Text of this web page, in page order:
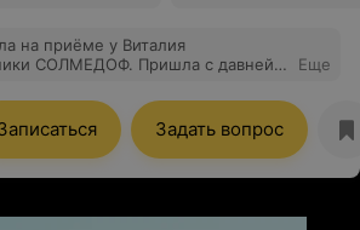
на приёме у Виталия
СОЛМЕДОФ. Пришла с давней
Говорила долго. Врач
не перебивал, задал
чтобы разобраться в ситуации.
выписал лекарства с подробными
когда принимать, чего ожидать.
Еще
Задать вопрос